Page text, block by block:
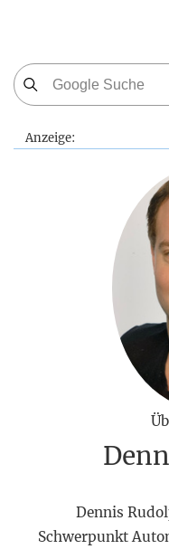
Anzeige:
Dennis
Schwerpunkt